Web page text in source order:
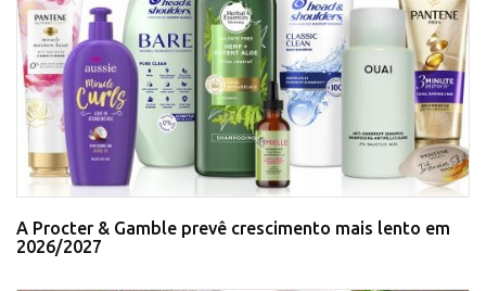
A Procter & Gamble prevê crescimento mais lento em
2026/2027